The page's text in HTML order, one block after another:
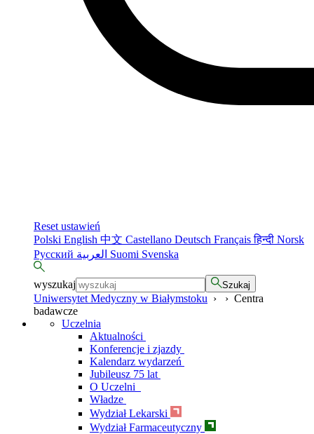
Reset ustawień
Polski English 中文 Castellano Deutsch Françaisहिन्दी Norsk
Русский
Suomi Svenska
wyszukaj Szukaj
Uniwersytet Medyczny w Białymstoku › › Centra
badawcze
Uczelnia
Aktualności
Konferencje i zjazdy
Kalendarz wydarzeń
Jubileusz 75 lat
O Uczelni
Władze
Wydział Lekarski
Wydział Farmaceutyczny